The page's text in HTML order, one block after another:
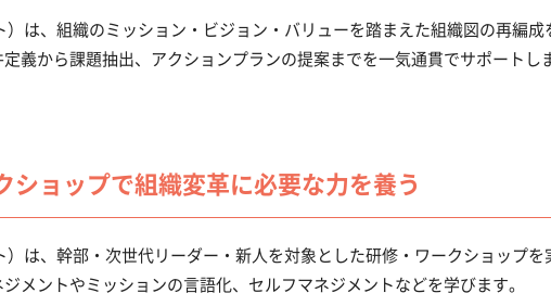
は、組織のミッション・ビジョン・バリューを踏まえた組織図の再編成
義から課題抽出、アクションプランの提案までを一気通貫でサポートし
ショップで組織変革に必要な力を養う
は、幹部・次世代リーダー・新人を対象とした研修・ワークショップを
メントやミッションの言語化、セルフマネジメントなどを学びます。